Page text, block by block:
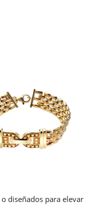
o diseñados para elevar